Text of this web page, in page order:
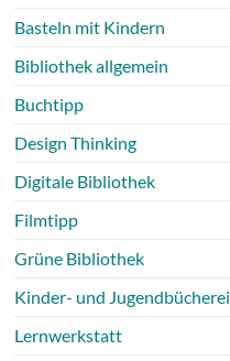
Basteln mit Kindern
Bibliothek allgemein
Buchtipp
Design Thinking
Digitale Bibliothek
Filmtipp
Grüne Bibliothek
Kinder- und Jugendbücherei
Lernwerkstatt